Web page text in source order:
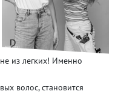
из легких! Именно
волос, становится